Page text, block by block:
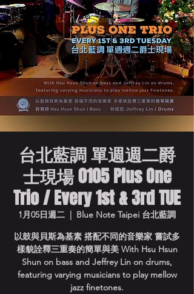
台北藍調 單週週二爵
士現場 0105 Plus One
Trio / Every 1st & 3rd TUE
1月05日週二
  |
Blue Note Taipei 台北藍調
以鼓與貝斯為基素 搭配不同的音樂家 嘗試多
樣貌詮釋三重奏的簡單與美 With Hsu Hsun
Shun on bass and Jeffrey Lin on drums,
featuring varying musicians to play mellow
jazz finetones.